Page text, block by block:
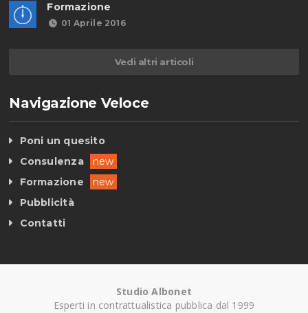
Formazione
01 Aprile 2016
Vedi altri articoli
Navigazione Veloce
Poni un quesito
Consulenza
new
Formazione
new
Pubblicità
Contatti
Studio Albonet
Esperti in contrattualistica pubblica dal 1999